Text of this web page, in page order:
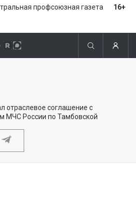
профсоюзная газета 16+
отраслевое соглашение с
МЧС России по Тамбовской